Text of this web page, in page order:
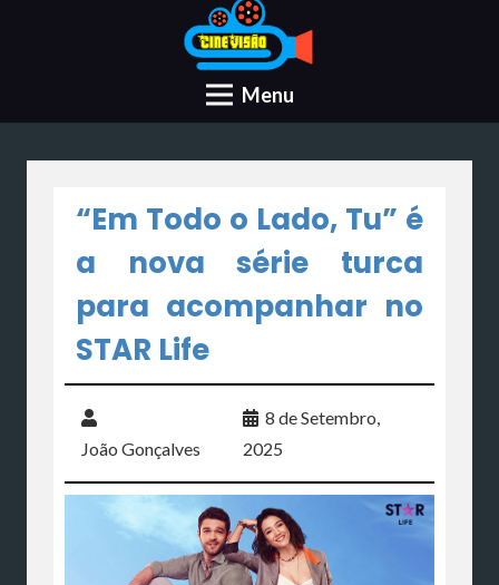
Menu
“Em Todo o Lado, Tu” é
a nova série turca
para acompanhar no
STAR Life
João Gonçalves
8 de Setembro,
2025